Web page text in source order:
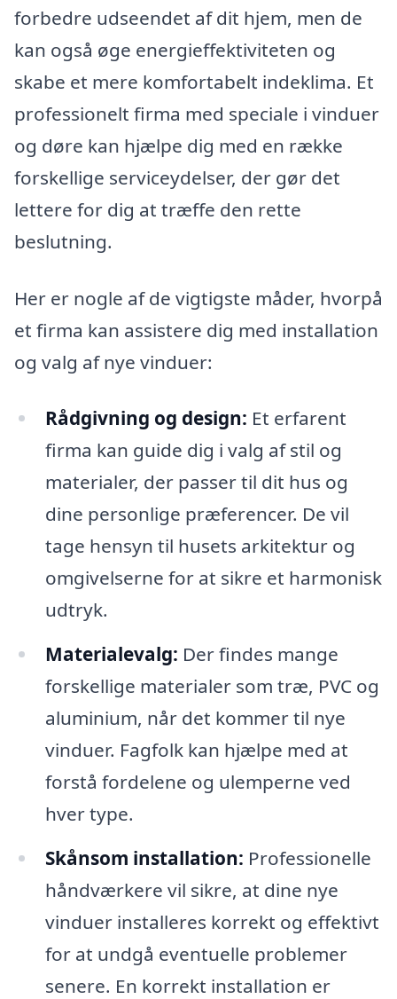
forbedre udseendet af dit hjem, men de
kan også øge energieffektiviteten og
skabe et mere komfortabelt indeklima. Et
professionelt firma med speciale i vinduer
og døre kan hjælpe dig med en række
forskellige serviceydelser, der gør det
lettere for dig at træffe den rette
beslutning.
Her er nogle af de vigtigste måder, hvorpå
et firma kan assistere dig med installation
og valg af nye vinduer:
Rådgivning og design: Et erfarent
firma kan guide dig i valg af stil og
materialer, der passer til dit hus og
dine personlige præferencer. De vil
tage hensyn til husets arkitektur og
omgivelserne for at sikre et harmonisk
udtryk.
Materialevalg: Der findes mange
forskellige materialer som træ, PVC og
aluminium, når det kommer til nye
vinduer. Fagfolk kan hjælpe med at
forstå fordelene og ulemperne ved
hver type.
Skånsom installation: Professionelle
håndværkere vil sikre, at dine nye
vinduer installeres korrekt og effektivt
for at undgå eventuelle problemer
senere. En korrekt installation er